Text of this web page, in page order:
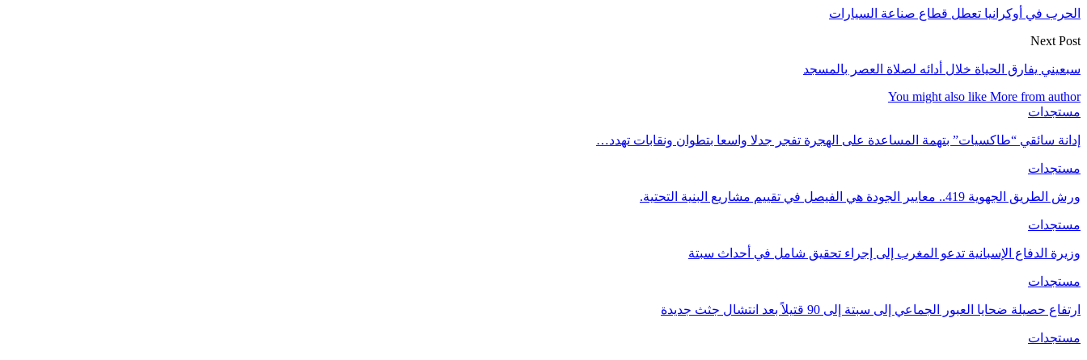
الحرب في أوكرانيا تعطل قطاع صناعة السيارات
Next Post
سبعيني يفارق الحياة خلال أدائه لصلاة العصر بالمسجد
You might also like More from author
مستجدات
إدانة سائقي “طاكسيات” بتهمة المساعدة على الهجرة تفجر جدلا واسعا بتطوان ونقابات تهدد…
مستجدات
ورش الطريق الجهوية 419.. معايير الجودة هي الفيصل في تقييم مشاريع البنية التحتية.
مستجدات
وزيرة الدفاع الإسبانية تدعو المغرب إلى إجراء تحقيق شامل في أحداث سبتة
مستجدات
ارتفاع حصيلة ضحايا العبور الجماعي إلى سبتة إلى 90 قتيلاً بعد انتشال جثث جديدة
مستجدات